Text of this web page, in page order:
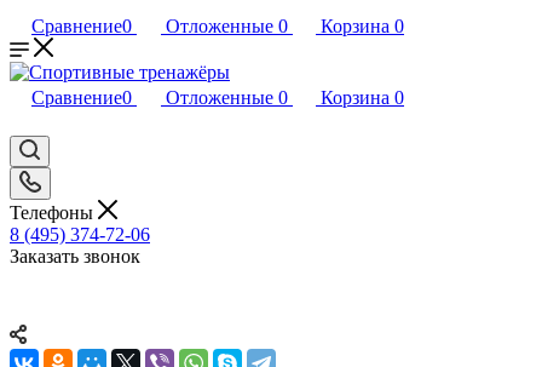
Сравнение0 Отложенные 0 Корзина 0
Сравнение0 Отложенные 0 Корзина 0
Телефоны
8 (495) 374-72-06
Заказать звонок